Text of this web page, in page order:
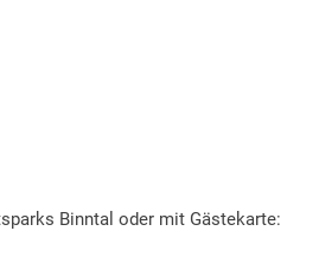
Binntal oder mit Gästekarte: